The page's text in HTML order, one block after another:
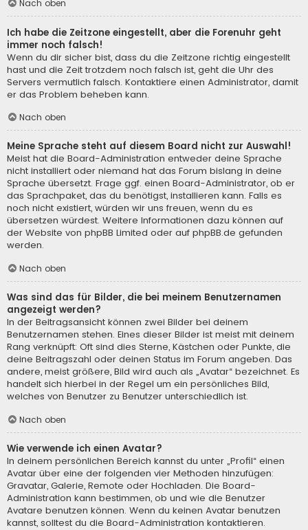
Nach oben
Ich habe die Zeitzone eingestellt, aber die Forenuhr geht
immer noch falsch!
Wenn du dir sicher bist, dass du die Zeitzone richtig eingestellt
hast und die Zeit trotzdem noch falsch ist, geht die Uhr des
Servers vermutlich falsch. Kontaktiere einen Administrator, damit
er das Problem beheben kann.
Nach oben
Meine Sprache steht auf diesem Board nicht zur Auswahl!
Meist hat die Board-Administration entweder deine Sprache
nicht installiert oder niemand hat das Forum bislang in deine
Sprache übersetzt. Frage ggf. einen Board-Administrator, ob er
das Sprachpaket, das du benötigst, installieren kann. Falls es
noch nicht existiert, würden wir uns freuen, wenn du es
übersetzen würdest. Weitere Informationen dazu können auf
der Website von phpBB Limited oder auf phpBB.de gefunden
werden.
Nach oben
Was sind das für Bilder, die bei meinem Benutzernamen
angezeigt werden?
In der Beitragsansicht können zwei Bilder bei deinem
Benutzernamen stehen. Eines dieser Bilder ist meist mit deinem
Rang verknüpft: Oft sind dies Sterne, Kästchen oder Punkte, die
deine Beitragszahl oder deinen Status im Forum angeben. Das
andere, meist größere, Bild wird auch als „Avatar“ bezeichnet. Es
handelt sich hierbei in der Regel um ein persönliches Bild,
welches von Benutzer zu Benutzer unterschiedlich ist.
Nach oben
Wie verwende ich einen Avatar?
In deinem persönlichen Bereich kannst du unter „Profil“ einen
Avatar über eine der folgenden vier Methoden hinzufügen:
Gravatar, Galerie, Remote oder Hochladen. Die Board-
Administration kann bestimmen, ob und wie die Benutzer
Avatare benutzen können. Wenn du keinen Avatar benutzen
kannst, solltest du die Board-Administration kontaktieren.